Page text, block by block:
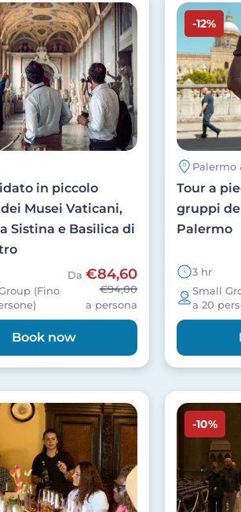
in piccolo
Musei Vaticani,
Sistina e Basilica di
(Fino
Da €84,60
€94,00
a persona
Book now
Image
-12%
Palermo
Tour a
gruppi
Palermo
3 hr
Small
a 20
Image
-10%